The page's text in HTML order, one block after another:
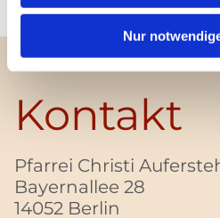
Nur
Kontakt
Pfarrei Christi
Bayernallee 28
14052 Berlin